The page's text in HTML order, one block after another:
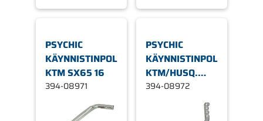
PSYCHIC
KÄYNNISTINPOLJIN
KTM SX65 16
394-08971
PSYCHIC
KÄYNNISTINPOLJIN
KTM/HUSQ.
SX250/TC250
394-08972